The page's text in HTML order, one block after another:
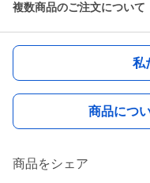
複数商品のご注文について
私
商品につ
商品をシェア